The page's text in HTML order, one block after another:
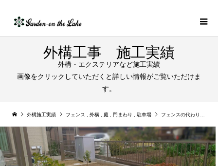
外構工事 施工実績
外構・エクステリアなど施工実績
画像をクリックしていただくと詳しい情報がご覧いただけま
す。
外構施工実績 フェンス 外構 庭 門まわり 駐車場 フェンスの代わりに自然で優しい低木植栽｜犬山市